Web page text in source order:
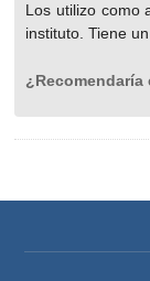
Los utilizo como
instituto. Tiene